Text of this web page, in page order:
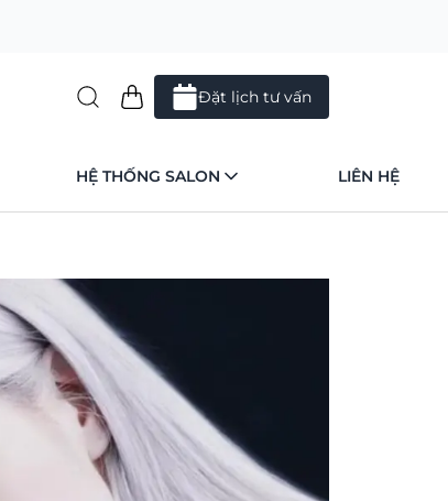
Đặt lịch tư vấn
HỆ THỐNG SALON LIÊN HỆ